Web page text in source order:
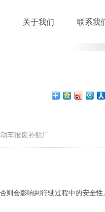
关于我们 联系我
车报废补贴厂
则会影响到行驶过程中的安全性